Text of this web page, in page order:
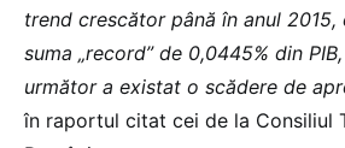
trend crescător până în anul 2015,
suma „record” de 0,0445% din
următor a existat o scădere de
în raportul citat cei de la Consiliul